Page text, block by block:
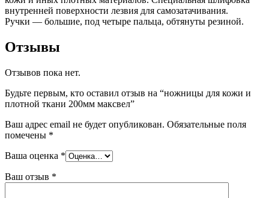
внутренней поверхности лезвия для самозатачивания.
Ручки — большие, под четыре пальца, обтянуты резиной.
Отзывы
Отзывов пока нет.
Будьте первым, кто оставил отзыв на “ножницы для кожи и
плотной ткани 200мм максвел”
Ваш адрес email не будет опубликован. Обязательные поля
помечены *
Ваша оценка *
Ваш отзыв *